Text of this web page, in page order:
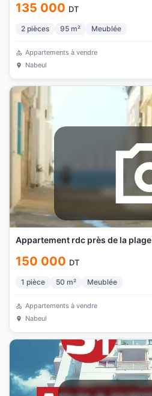
135 000 DT
2 pièces 95 m² Meublée
Appartements à vendre
Nabeul
Appartement rdc près de la plage
150 000 DT
1 pièce 50 m² Meublée
Appartements à vendre
Nabeul